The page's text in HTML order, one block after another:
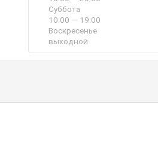
Суббота
10:00 — 19:00
Воскресенье
выходной